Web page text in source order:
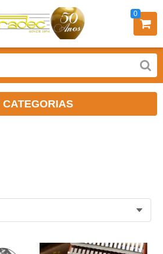
0
CATEGORIAS